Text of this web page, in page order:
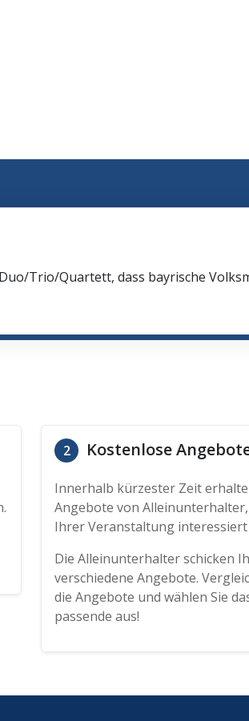
Trio/Quartett, dass bayrische
2 Kostenlose
Innerhalb kürzester Zeit
Angebote von
Ihrer Veranstaltung interessiert
Die Alleinunterhalter schicken
verschiedene Angebote.
die Angebote und wählen Sie
passende aus!